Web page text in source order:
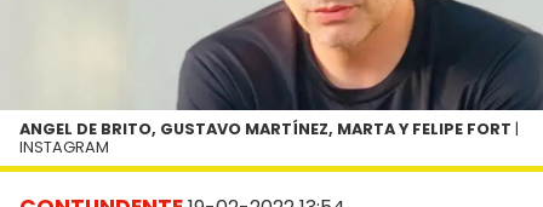
ANGEL DE BRITO, GUSTAVO MARTÍNEZ, MARTA Y FELIPE FORT |
INSTAGRAM